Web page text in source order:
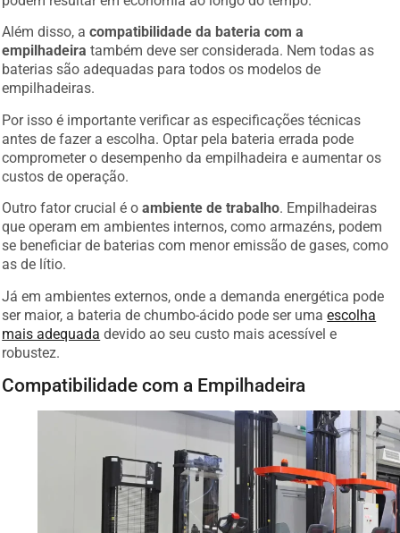
Além disso, a compatibilidade da bateria com a
empilhadeira também deve ser considerada. Nem todas as
baterias são adequadas para todos os modelos de
empilhadeiras.
Por isso é importante verificar as especificações técnicas
antes de fazer a escolha. Optar pela bateria errada pode
comprometer o desempenho da empilhadeira e aumentar os
custos de operação.
Outro fator crucial é o ambiente de trabalho . Empilhadeiras
que operam em ambientes internos, como armazéns, podem
se beneficiar de baterias com menor emissão de gases, como
as de lítio.
Já em ambientes externos, onde a demanda energética pode
ser maior, a bateria de chumbo-ácido pode ser uma
escolha
mais adequada
devido ao seu custo mais acessível e
robustez.
Compatibilidade com a Empilhadeira